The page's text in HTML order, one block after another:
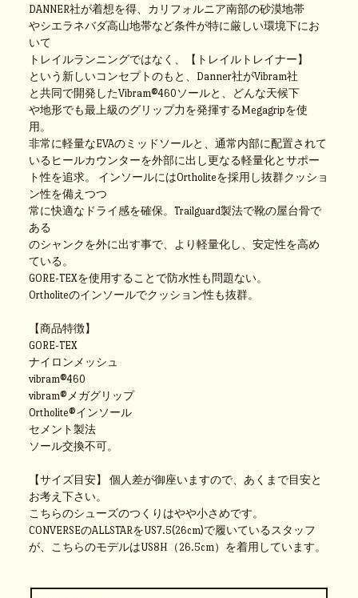
DANNER社が着想を得、カリフォルニア南部の砂漠地帯
やシエラネバダ高山地帯など条件が特に厳しい環境下にお
いて
トレイルランニングではなく、【トレイルトレイナー】
という新しいコンセプトのもと、Danner社がVibram社
と共同で開発したVibram®460ソールと、どんな天候下
や地形でも最上級のグリップ力を発揮するMegagripを使
用。
非常に軽量なEVAのミッドソールと、通常内部に配置されて
いるヒールカウンターを外部に出し更なる軽量化とサポー
ト性を追求。
インソールにはOrtholiteを採用し抜群クッショ
ン性を備えつつ
常に快適なドライ感を確保。Trailguard製法で靴の屋台骨で
ある
のシャンクを外に出す事で、より軽量化し、安定性を高め
ている。
GORE-TEXを使用することで防水性も問題ない。
Ortholiteのインソールでクッション性も抜群。
【商品特徴】
GORE-TEX
ナイロンメッシュ
vibram®460
vibram®メガグリップ
Ortholite®インソール
セメント製法
ソール交換不可。
【サイズ目安】 個人差が御座いますので、あくまで目安と
お考え下さい。
こちらのシューズのつくりはやや小さめです。
CONVERSEのALLSTARをUS7.5(26cm)で履いているスタッフ
が、こちらのモデルはUS8H（26.5cm）を着用しています。